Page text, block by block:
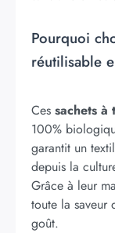
Pourquoi
réutilisable
Ces sachets à
100%
garantit un
depuis la
Grâce à leur
toute la saveur
goût.